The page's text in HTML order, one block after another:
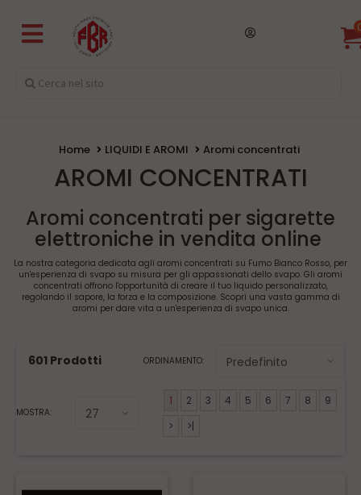
Home LIQUIDI E AROMI Aromi concentrati
AROMI CONCENTRATI
Aromi concentrati per sigarette
elettroniche in vendita online
La nostra categoria dedicata agli aromi concentrati su Fumo Bianco Rosso, per
un'esperienza di svapo su misura per gli appassionati dello svapo. Gli aromi
concentrati offrono l'opportunità di creare il tuo liquido personalizzato,
regolando il sapore, la forza e la composizione. Scopri una vasta gamma di
aromi per dare vita a un'esperienza di svapo unica.
601 Prodotti ORDINAMENTO:
MOSTRA:
1 2 3 4 5 6 7 8
9
>
>|